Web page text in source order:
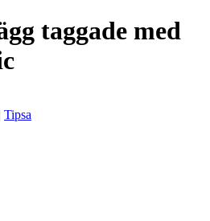
taggade med
Tipsa